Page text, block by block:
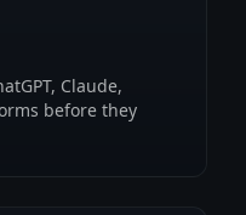
Claude,
before they